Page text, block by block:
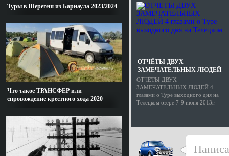
Туры в Шерегеш из Барнаула 2023/2024
Что такое ТРАНСФЕР или
спровождение крестного хода 2020
ОТЧЁТЫ ДВУХ
ЗАМЕЧАТЕЛЬНЫХ ЛЮДЕЙ
4 глазами о Туре выходного
дня на Телецком ...
ОТЧЁТЫ ДВУХ
ЗАМЕЧАТЕЛЬНЫХ ЛЮДЕЙ 4
глазами о Туре выходного дня на
Телецком озере 7-9 июня 2013г.